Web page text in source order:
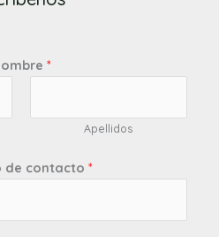
*
Apellidos
de contacto *